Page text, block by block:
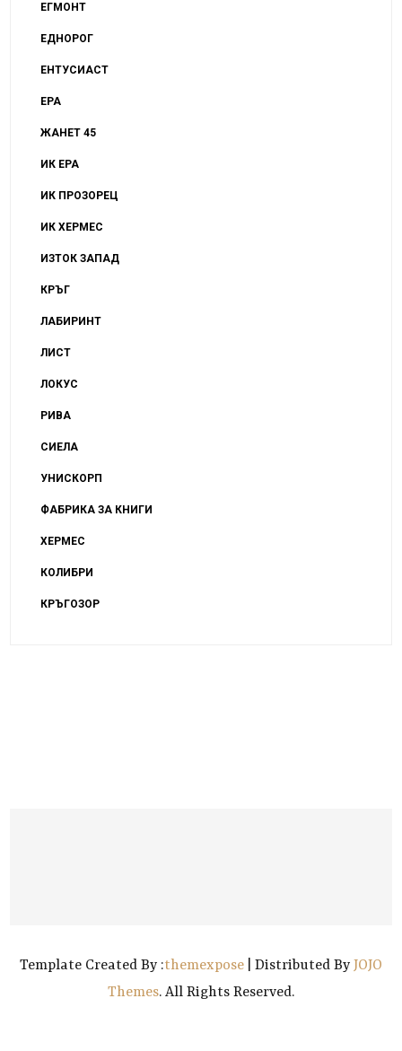
ЕГМОНТ
ЕДНОРОГ
ЕНТУСИАСТ
ЕРА
ЖАНЕТ 45
ИК ЕРА
ИК ПРОЗОРЕЦ
ИК ХЕРМЕС
ИЗТОК ЗАПАД
КРЪГ
ЛАБИРИНТ
ЛИСТ
ЛОКУС
РИВА
СИЕЛА
УНИСКОРП
ФАБРИКА ЗА КНИГИ
ХЕРМЕС
КОЛИБРИ
КРЪГОЗОР
Template Created By :themexpose | Distributed By JOJO
Themes. All Rights Reserved.